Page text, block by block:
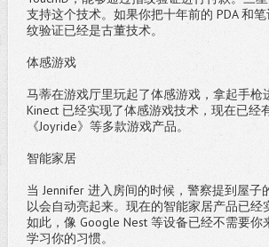
支持这个技术。如果你把十年前的 PDA 和
纹验证已经是古董技术。
体感游戏
马蒂在游戏厅里玩起了体感游戏，拿起手枪
Kinect 已经实现了体感游戏技术，现在已经
《Joyride》等多款游戏产品。
智能家居
当 Jennifer 进入房间的时候，警察提到屋子
以会自动亮起来。现在的智能家居产品已经
如此，像 Google Nest 等设备已经不需要你
学习你的习惯。